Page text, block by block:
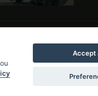
Accept